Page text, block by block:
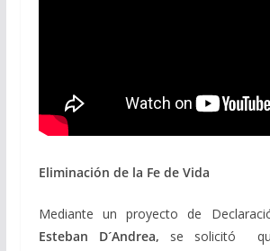
Eliminación de la Fe de Vida
Mediante un proyecto de
Esteban D´Andrea, se solicitó